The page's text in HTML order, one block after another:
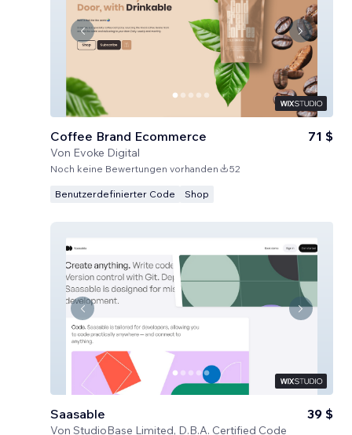
Coffee Brand Ecommerce
Von Evoke Digital
71 $
Noch keine Bewertungen vorhanden 52
Benutzerdefinierter Code Shop
Saasable
Von StudioBase Limited, D.B.A. Certified Code
39 $